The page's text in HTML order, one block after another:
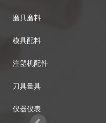
磨具磨料
模具配料
注塑机配件
刀具量具
仪器仪表